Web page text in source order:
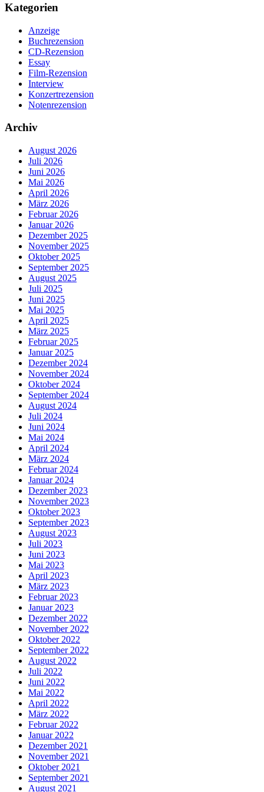
Kategorien
Anzeige
Buchrezension
CD-Rezension
Essay
Film-Rezension
Interview
Konzertrezension
Notenrezension
Archiv
August 2026
Juli 2026
Juni 2026
Mai 2026
April 2026
März 2026
Februar 2026
Januar 2026
Dezember 2025
November 2025
Oktober 2025
September 2025
August 2025
Juli 2025
Juni 2025
Mai 2025
April 2025
März 2025
Februar 2025
Januar 2025
Dezember 2024
November 2024
Oktober 2024
September 2024
August 2024
Juli 2024
Juni 2024
Mai 2024
April 2024
März 2024
Februar 2024
Januar 2024
Dezember 2023
November 2023
Oktober 2023
September 2023
August 2023
Juli 2023
Juni 2023
Mai 2023
April 2023
März 2023
Februar 2023
Januar 2023
Dezember 2022
November 2022
Oktober 2022
September 2022
August 2022
Juli 2022
Juni 2022
Mai 2022
April 2022
März 2022
Februar 2022
Januar 2022
Dezember 2021
November 2021
Oktober 2021
September 2021
August 2021